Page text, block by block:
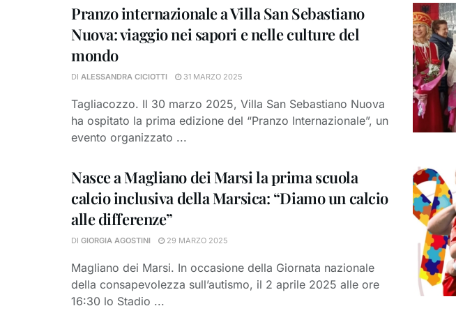
Pranzo internazionale a Villa San Sebastiano
Nuova: viaggio nei sapori e nelle culture del
mondo
DI ALESSANDRA CICIOTTI 31 MARZO 2025
Tagliacozzo. Il 30 marzo 2025, Villa San Sebastiano Nuova
ha ospitato la prima edizione del “Pranzo Internazionale”, un
evento organizzato ...
Nasce a Magliano dei Marsi la prima scuola
calcio inclusiva della Marsica: “Diamo un calcio
alle differenze”
DI GIORGIA AGOSTINI 29 MARZO 2025
Magliano dei Marsi. In occasione della Giornata nazionale
della consapevolezza sull’autismo, il 2 aprile 2025 alle ore
16:30 lo Stadio ...